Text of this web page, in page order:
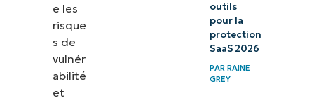
e les
risque
s de
vulnér
abilité
et
outils
pour la
protection
SaaS 2026
PAR RAINE
GREY